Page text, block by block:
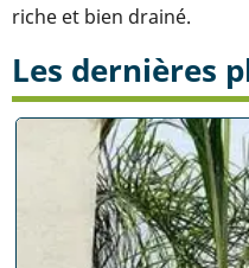
riche et bien drainé.
Les dernières